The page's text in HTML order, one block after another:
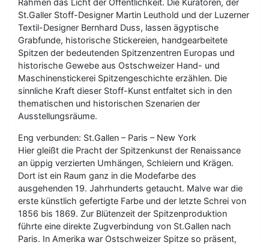
Rahmen das Licht der Öffentlichkeit. Die Kuratoren, der
St.Galler Stoff-Designer Martin Leuthold und der Luzerner
Textil-Designer Bernhard Duss, lassen ägyptische
Grabfunde, historische Stickereien, handgearbeitete
Spitzen der bedeutenden Spitzenzentren Europas und
historische Gewebe aus Ostschweizer Hand- und
Maschinenstickerei Spitzengeschichte erzählen. Die
sinnliche Kraft dieser Stoff-Kunst entfaltet sich in den
thematischen und historischen Szenarien der
Ausstellungsräume.
Eng verbunden: St.Gallen – Paris – New York
Hier gleißt die Pracht der Spitzenkunst der Renaissance
an üppig verzierten Umhängen, Schleiern und Krägen.
Dort ist ein Raum ganz in die Modefarbe des
ausgehenden 19. Jahrhunderts getaucht. Malve war die
erste künstlich gefertigte Farbe und der letzte Schrei von
1856 bis 1869. Zur Blütenzeit der Spitzenproduktion
führte eine direkte Zugverbindung von St.Gallen nach
Paris. In Amerika war Ostschweizer Spitze so präsent,